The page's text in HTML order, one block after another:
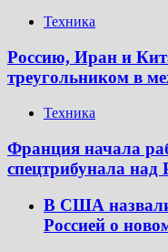
Техника
Россию, Иран и
треугольником в
Техника
Франция начала
спецтрибунала над
В США назвали
Россией о